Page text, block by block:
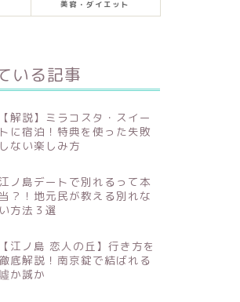
美容・ダイエット
いる記事
【解説】ミラコスタ・スイー
トに宿泊！特典を使った失敗
しない楽しみ方
江ノ島デートで別れるって本
当？！地元民が教える別れな
い方法３選
【江ノ島 恋人の丘】行き方を
徹底解説！南京錠で結ばれる
か誠か